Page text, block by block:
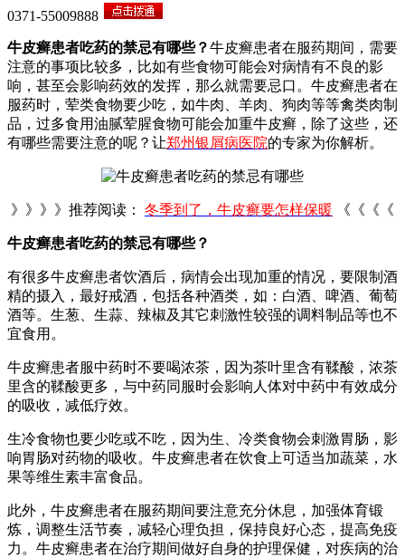
0371-55009888
牛皮癣患者吃药的禁忌有哪些？牛皮癣患者在服药期间，需要
注意的事项比较多，比如有些食物可能会对病情有不良的影
响，甚至会影响药效的发挥，那么就需要忌口。牛皮癣患者在
服药时，荤类食物要少吃，如牛肉、羊肉、狗肉等等禽类肉制
品，过多食用油腻荤腥食物可能会加重牛皮癣，除了这些，还
有哪些需要注意的呢？让郑州银屑病医院的专家为你解析。
》》》》推荐阅读： 冬季到了，牛皮癣要怎样保暖 《《《《
牛皮癣患者吃药的禁忌有哪些？
有很多牛皮癣患者饮酒后，病情会出现加重的情况，要限制酒
精的摄入，最好戒酒，包括各种酒类，如：白酒、啤酒、葡萄
酒等。生葱、生蒜、辣椒及其它刺激性较强的调料制品等也不
宜食用。
牛皮癣患者服中药时不要喝浓茶，因为茶叶里含有鞣酸，浓茶
里含的鞣酸更多，与中药同服时会影响人体对中药中有效成分
的吸收，减低疗效。
生冷食物也要少吃或不吃，因为生、冷类食物会刺激胃肠，影
响胃肠对药物的吸收。牛皮癣患者在饮食上可适当加蔬菜，水
果等维生素丰富食品。
此外，牛皮癣患者在服药期间要注意充分休息，加强体育锻
炼，调整生活节奏，减轻心理负担，保持良好心态，提高免疫
力。牛皮癣患者在治疗期间做好自身的护理保健，对疾病的治